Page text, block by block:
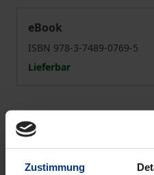
Zustimmung
eBook
ISBN 978-3-7489-0769-5
Lieferbar
Preisangaben inkl. MwSt.
kann die MwSt. an der Kasse
In den